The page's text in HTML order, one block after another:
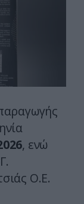
, ενώ
Ο.Ε.